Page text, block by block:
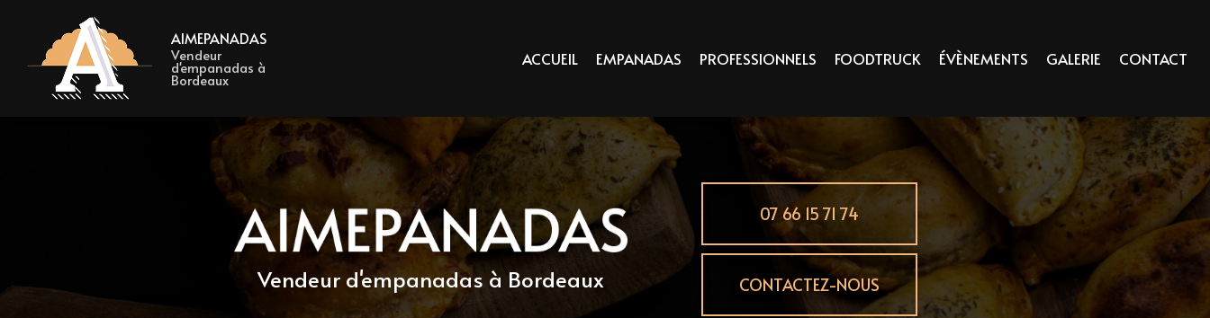
contenu
principal
AIMEPANADAS
Vendeur
d'empanadas à
Bordeaux
ACCUEIL EMPANADAS PROFESSIONNELS FOODTRUCK ÉVÈNEMENTS GALERIE CONTACT
Vendeur d'empanadas à Bordeaux
07 66 15 71 74
CONTACTEZ-NOUS